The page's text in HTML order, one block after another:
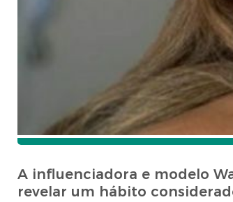
A influenciadora e modelo
revelar um hábito